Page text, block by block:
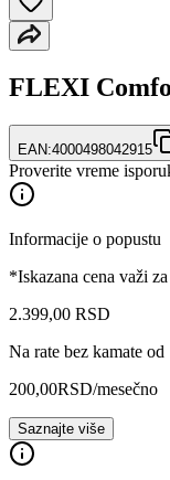
FLEXI
EAN:4000498042915
Proverite vreme
Informacije o popustu
*Iskazana cena važi
2.399,00 RSD
Na rate bez kamate od
200,00RSD/mesečno
Saznajte više